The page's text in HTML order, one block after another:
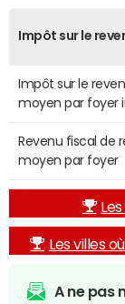
Impôt sur le
Impôt sur le
moyen par foyer
Revenu fiscal de
moyen par foyer
Les villes
A ne pas